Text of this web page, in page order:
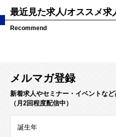
最近見た求人/オススメ求
Recommend
メルマガ登録
新着求人やセミナー・イベントな
（月2回程度配信中）